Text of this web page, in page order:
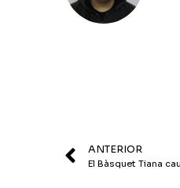
ANTERIOR
El Bàsquet Tiana